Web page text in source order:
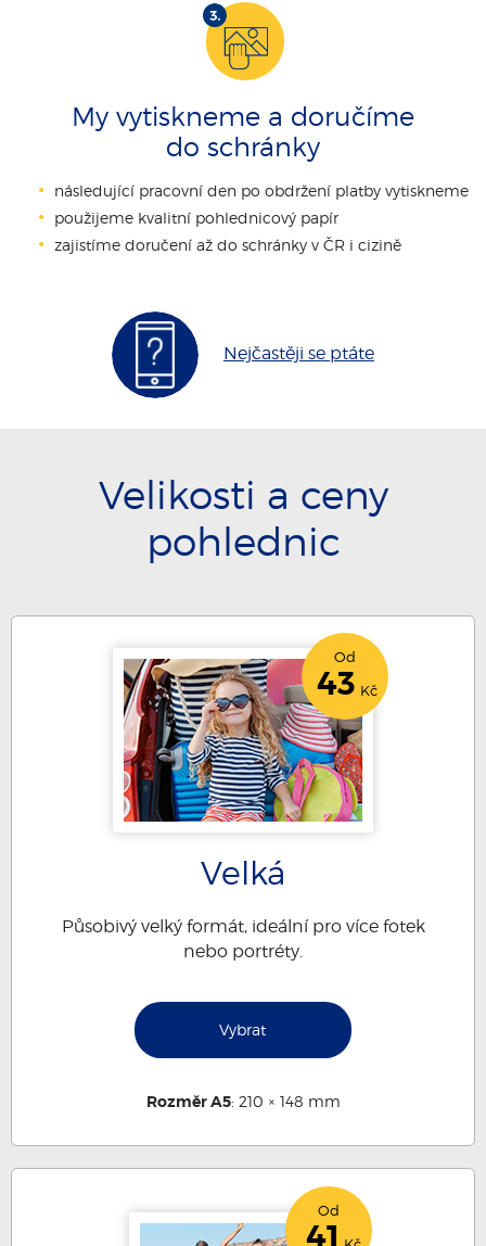
My vytiskneme a doručíme
do schránky
následující pracovní den po obdržení platby vytiskneme
použijeme kvalitní pohlednicový papír
zajistíme doručení až do schránky v ČR i cizině
Nejčastěji se ptáte
Velikosti a ceny
pohlednic
Od
43 Kč
Velká
Působivý velký formát, ideální pro více fotek
nebo portréty.
Vybrat
Rozměr A5: 210 × 148 mm
Od
41